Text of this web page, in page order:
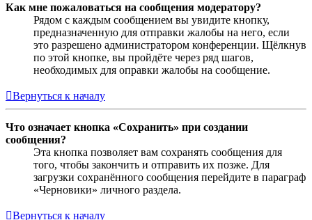
Как мне пожаловаться на сообщения модератору?
Рядом с каждым сообщением вы увидите кнопку,
предназначенную для отправки жалобы на него, если
это разрешено администратором конференции. Щёлкнув
по этой кнопке, вы пройдёте через ряд шагов,
необходимых для оправки жалобы на сообщение.
Вернуться к началу
Что означает кнопка «Сохранить» при создании
сообщения?
Эта кнопка позволяет вам сохранять сообщения для
того, чтобы закончить и отправить их позже. Для
загрузки сохранённого сообщения перейдите в параграф
«Черновики» личного раздела.
Вернуться к началу